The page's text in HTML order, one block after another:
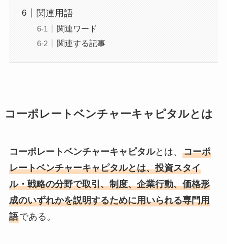
関連用語
関連ワード
関連する記事
コーポレートベンチャーキャピタルとは
コーポレートベンチャーキャピタルとは、 コーポ
レートベンチャーキャピタルとは、投資スタイ
ル・戦略の分野で取引、制度、企業行動、価格形
成のいずれかを説明するために用いられる専門用
語である。